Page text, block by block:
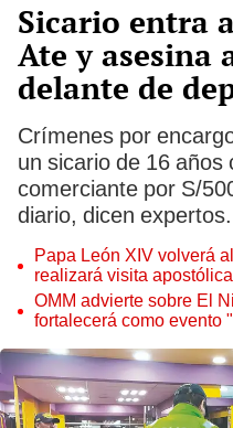
Sicario entra
Ate y asesina
delante de
Crímenes por
un sicario de 16
comerciante por S/
diario, dicen expertos.
Papa León XIV volverá
realizará visita
OMM advierte sobre El
fortalecerá como evento